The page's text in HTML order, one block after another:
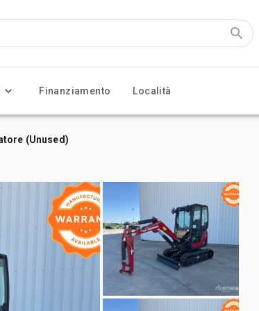
Finanziamento Località
(Unused)